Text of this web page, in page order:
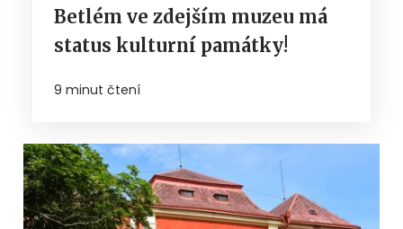
Betlém ve zdejším muzeu má
status kulturní památky!
9 minut čtení